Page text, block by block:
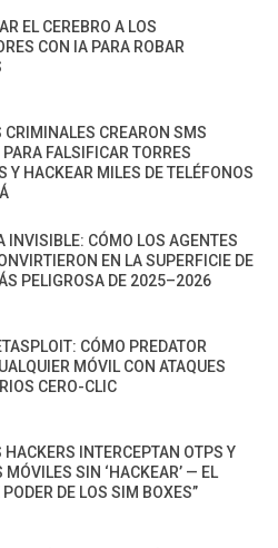
EL CEREBRO A LOS
CON IA PARA ROBAR
CRIMINALES CREARON SMS
FALSIFICAR TORRES
Y HACKEAR MILES DE TELÉFONOS
INVISIBLE: CÓMO LOS AGENTES
EN LA SUPERFICIE DE
PELIGROSA DE 2025–2026
CÓMO PREDATOR
MÓVIL CON ATAQUES
CERO-CLIC
HACKERS INTERCEPTAN OTPS Y
MÓVILES SIN ‘HACKEAR’ — EL
PODER DE LOS SIM BOXES”